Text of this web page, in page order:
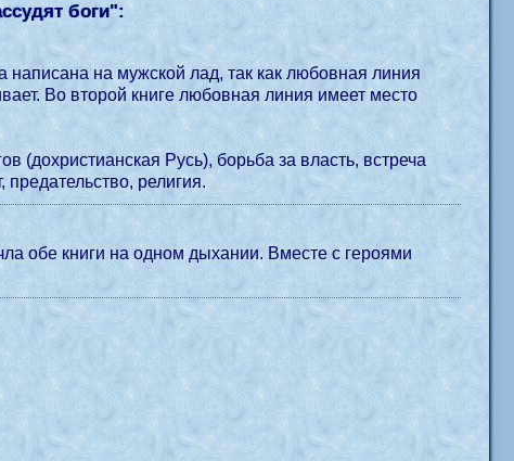
боги":
написана на мужской лад, так как любовная линия
Во второй книге любовная линия имеет место
(дохристианская Русь), борьба за власть, встреча
предательство, религия.
обе книги на одном дыхании. Вместе с героями